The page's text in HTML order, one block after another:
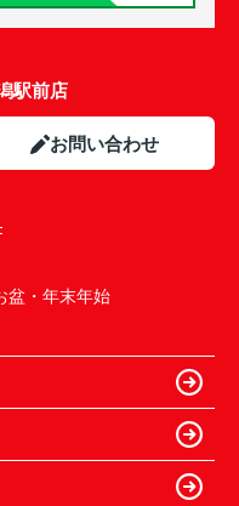
駅前店
お問い合わせ
盆・年末年始